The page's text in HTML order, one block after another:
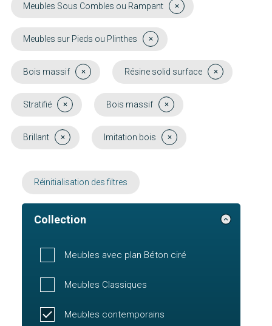
Meubles Sous Combles ou Rampant
Meubles sur Pieds ou Plinthes
Bois massif Résine solid surface
Stratifié Bois massif
Brillant Imitation bois
Réinitialisation des filtres
Collection
Meubles avec plan Béton ciré
Meubles Classiques
Meubles contemporains